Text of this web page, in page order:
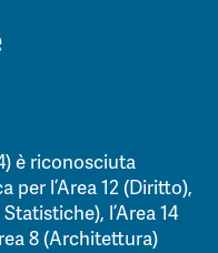
è riconosciuta
l’Area 12 (Diritto),
l’Area 14
8 (Architettura)